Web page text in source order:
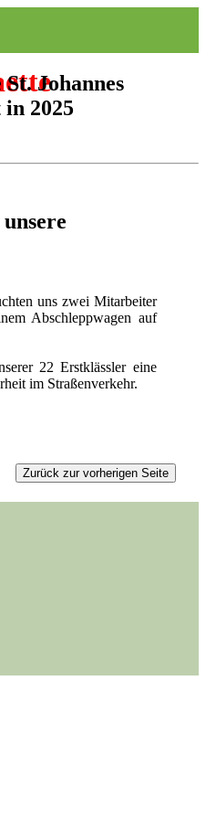
Johannes
2025
uns zwei Mitarbeiter
Abschleppwagen auf
22 Erstklässler eine
im Straßenverkehr.